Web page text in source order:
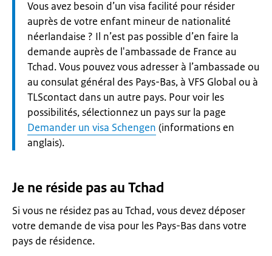
Let
op:
Vous avez besoin d’un visa facilité pour résider
auprès de votre enfant mineur de nationalité
néerlandaise ? Il n’est pas possible d’en faire la
demande auprès de l'ambassade de France au
Tchad. Vous pouvez vous adresser à l’ambassade ou
au consulat général des Pays-Bas, à VFS Global ou à
TLScontact dans un autre pays. Pour voir les
possibilités, sélectionnez un pays sur la page
Demander un visa Schengen (informations en
anglais).
Je ne réside pas au Tchad
Si vous ne résidez pas au Tchad, vous devez déposer
votre demande de visa pour les Pays-Bas dans votre
pays de résidence.